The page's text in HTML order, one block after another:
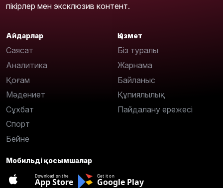
пікірлер мен эксклюзив контент.
Айдарлар
Саясат
Аналитика
Қоғам
Мәдениет
Сұхбат
Спорт
Бейне
Қызмет
Біз туралы
Жарнама
Байланыс
Құпиялылық
Пайдалану ережесі
Мобильді қосымшалар
Download on the
App Store
Get it on
Google Play